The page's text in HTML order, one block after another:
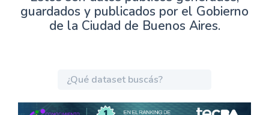
guardados y publicados por el Gobierno
de la Ciudad de Buenos Aires.